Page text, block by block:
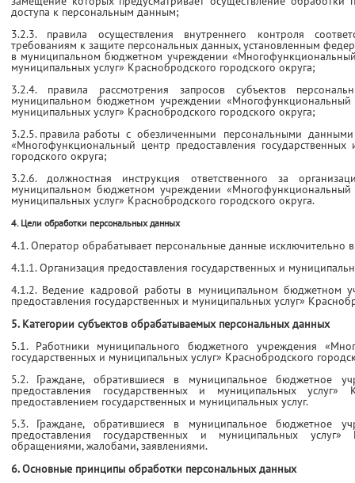
доступа к персональным данным;
3.2.3. правила осуществления внутреннего контроля
требованиям к защите персональных данных, установленным
в муниципальном бюджетном учреждении
муниципальных услуг» Краснобродского городского округа;
3.2.4. правила рассмотрения запросов субъектов
муниципальном бюджетном учреждении «Многофункциональный
муниципальных услуг» Краснобродского городского округа;
3.2.5. правила работы с обезличенными персональными
«Многофункциональный центр предоставления
городского округа;
3.2.6. должностная инструкция ответственного за
муниципальном бюджетном учреждении «Многофункциональный
муниципальных услуг» Краснобродского городского округа.
4. Цели обработки персональных данных
4.1. Оператор обрабатывает персональные данные исключительно
4.1.1. Организация предоставления государственных и
4.1.2. Ведение кадровой работы в муниципальном бюджетном
предоставления государственных и муниципальных услуг»
5. Категории субъектов обрабатываемых персональных данных
5.1. Работники муниципального бюджетного учреждения
государственных и муниципальных услуг» Краснобродского
5.2. Граждане, обратившиеся в муниципальное бюджетное
предоставления государственных и муниципальных услуг»
предоставлением государственных и муниципальных услуг.
5.3. Граждане, обратившиеся в муниципальное бюджетное
предоставления государственных и муниципальных
обращениями, жалобами, заявлениями.
6. Основные принципы обработки персональных данных